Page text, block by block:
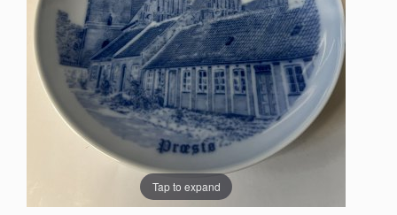
Tap to expand